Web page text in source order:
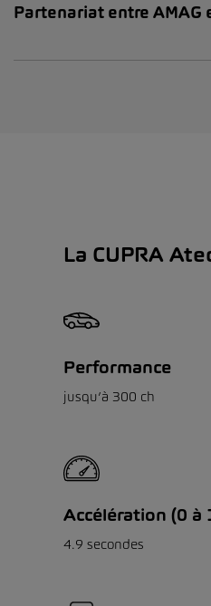
Partenariat entre AMAG
La CUPRA
Performance
jusqu’à 300 ch
Accélération (0 à
4.9 secondes